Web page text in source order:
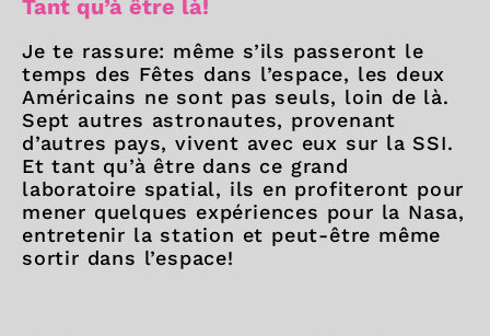
Tant qu’à être là!
Je te rassure: même s’ils passeront le
temps des Fêtes dans l’espace, les deux
Américains ne sont pas seuls, loin de là.
Sept autres astronautes, provenant
d’autres pays, vivent avec eux sur la SSI.
Et tant qu’à être dans ce grand
laboratoire spatial, ils en profiteront pour
mener quelques expériences pour la Nasa,
entretenir la station et peut-être même
sortir dans l’espace!